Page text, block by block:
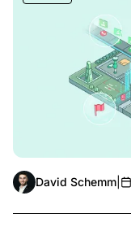
David Schemm